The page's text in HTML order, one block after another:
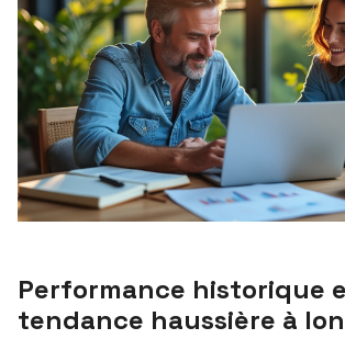
Performance historique
tendance haussière à